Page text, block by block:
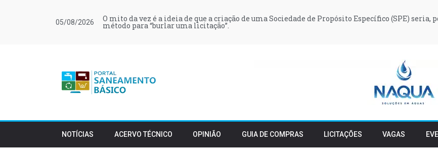
05/08/2026 O mito da vez é a ideia de que a criação de uma Sociedade de Propósito Específico (SPE) seria,
método para “burlar uma licitação”.
NOTÍCIAS ACERVO TÉCNICO OPINIÃO GUIA DE COMPRAS LICITAÇÕES VAGAS